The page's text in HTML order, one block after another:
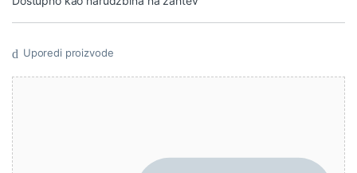
Uporedi proizvode